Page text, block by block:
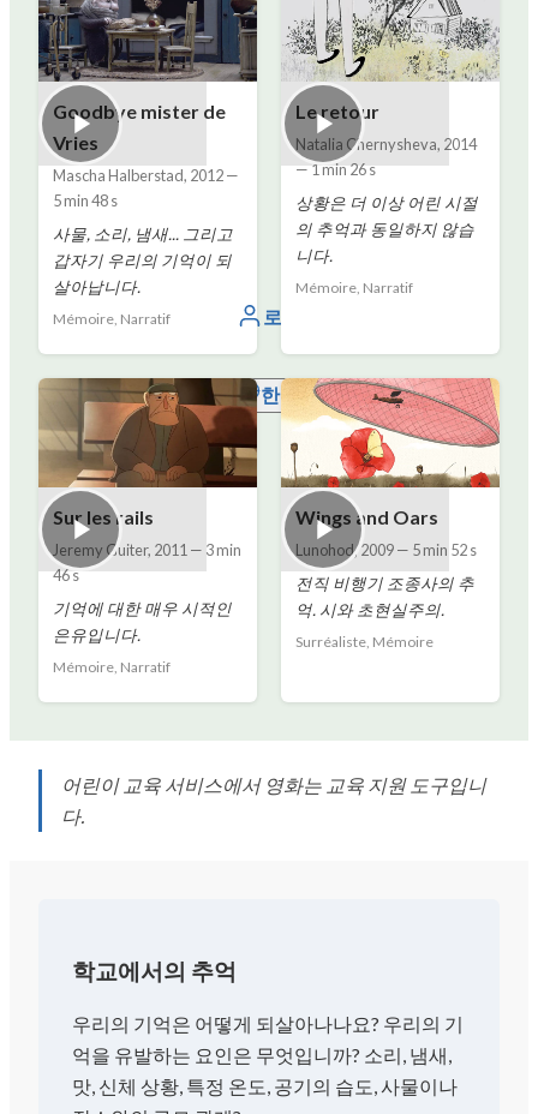
로그인
한국어
Goodbye mister de
Vries
Mascha Halberstad, 2012—
5 min 48 s
사물, 소리, 냄새... 그리고
갑자기 우리의 기억이 되
살아납니다.
Mémoire, Narratif
Le retour
Natalia Chernysheva, 2014
—1 min 26 s
상황은 더 이상 어린 시절
의 추억과 동일하지 않습
니다.
Mémoire, Narratif
Sur les rails
Jeremy Guiter, 2011 — 3 min
46 s
기억에 대한 매우 시적인
은유입니다.
Mémoire, Narratif
Wings and Oars
Lunohod,2009— 5 min 52 s
전직 비행기 조종사의 추
억. 시와 초현실주의.
Surréaliste, Mémoire
어린이 교육 서비스에서 영화는 교육 지원 도구입니
다.
학교에서의 추억
우리의 기억은 어떻게 되살아나나요? 우리의 기
억을 유발하는 요인은 무엇입니까? 소리, 냄새,
맛, 신체 상황, 특정 온도, 공기의 습도, 사물이나